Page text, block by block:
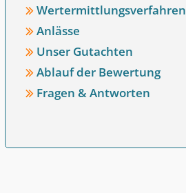
Wertermittlungsverfahren
Anlässe
Unser Gutachten
Ablauf der Bewertung
Fragen & Antworten